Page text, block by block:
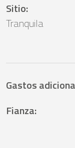
Sitio:
Tranquila
Gastos
Fianza: